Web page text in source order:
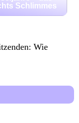
Schlimmes
Wie